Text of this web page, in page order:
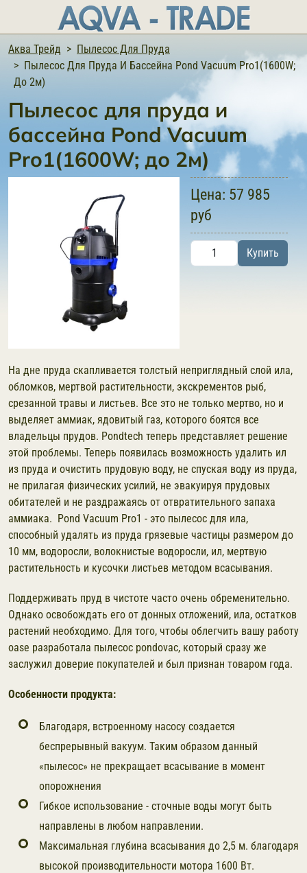
Аква Трейд
Пылесос Для Пруда
Пылесос Для Пруда И Бассейна Pond Vacuum Pro1(1600W;
До 2м)
Пылесос для пруда и
бассейна Pond Vacuum
Pro1(1600W; до 2м)
Цена: 57 985
руб
Купить
На дне пруда скапливается толстый неприглядный слой ила,
обломков, мертвой растительности, экскрементов рыб,
срезанной травы и листьев. Все это не только мертво, но и
выделяет аммиак, ядовитый газ, которого боятся все
владельцы прудов. Pondtech теперь представляет решение
этой проблемы. Теперь появилась возможность удалить ил
из пруда и очистить прудовую воду, не спуская воду из пруда,
не прилагая физических усилий, не эвакуируя прудовых
обитателей и не раздражаясь от отвратительного запаха
аммиака. Pond Vacuum Pro1 - это пылесос для ила,
способный удалять из пруда грязевые частицы размером до
10 мм, водоросли, волокнистые водоросли, ил, мертвую
растительность и кусочки листьев методом всасывания.
Поддерживать пруд в чистоте часто очень обременительно.
Однако освобождать его от донных отложений, ила, остатков
растений необходимо. Для того, чтобы облегчить вашу работу
oase разработала пылесос pondovac, который сразу же
заслужил доверие покупателей и был признан товаром года.
Особенности продукта:
Благодаря, встроенному насосу создается
беспрерывный вакуум. Таким образом данный
«пылесос» не прекращает всасывание в момент
опорожнения
Гибкое использование - сточные воды могут быть
направлены в любом направлении.
Максимальная глубина всасывания до 2,5 м. благодаря
высокой производительности мотора 1600 Вт.